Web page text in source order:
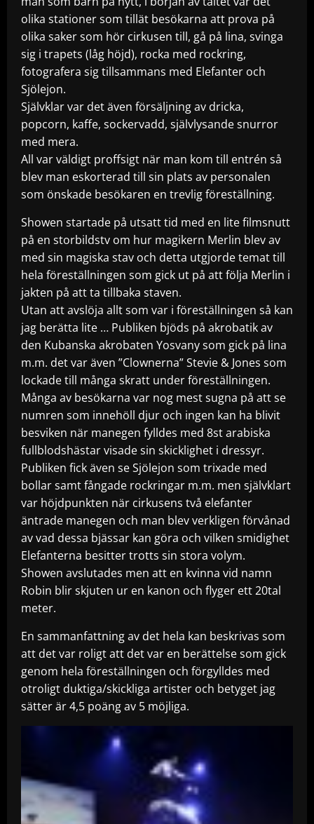
olika stationer som tillät besökarna att prova på
olika saker som hör cirkusen till, gå på lina, svinga
sig i trapets (låg höjd), rocka med rockring,
fotografera sig tillsammans med Elefanter och
Sjölejon.
Självklar var det även försäljning av dricka,
popcorn, kaffe, sockervadd, självlysande snurror
med mera.
All var väldigt proffsigt när man kom till entrén så
blev man eskorterad till sin plats av personalen
som önskade besökaren en trevlig föreställning.
Showen startade på utsatt tid med en lite filmsnutt
på en storbildstv om hur magikern Merlin blev av
med sin magiska stav och detta utgjorde temat till
hela föreställningen som gick ut på att följa Merlin i
jakten på att ta tillbaka staven.
Utan att avslöja allt som var i föreställningen så kan
jag berätta lite … Publiken bjöds på akrobatik av
den Kubanska akrobaten Yosvany som gick på lina
m.m. det var även ”Clownerna” Stevie & Jones som
lockade till många skratt under föreställningen.
Många av besökarna var nog mest sugna på att se
numren som innehöll djur och ingen kan ha blivit
besviken när manegen fylldes med 8st arabiska
fullblodshästar visade sin skicklighet i dressyr.
Publiken fick även se Sjölejon som trixade med
bollar samt fångade rockringar m.m. men självklart
var höjdpunkten när cirkusens två elefanter
äntrade manegen och man blev verkligen förvånad
av vad dessa bjässar kan göra och vilken smidighet
Elefanterna besitter trotts sin stora volym.
Showen avslutades men att en kvinna vid namn
Robin blir skjuten ur en kanon och flyger ett 20tal
meter.
En sammanfattning av det hela kan beskrivas som
att det var roligt att det var en berättelse som gick
genom hela föreställningen och förgylldes med
otroligt duktiga/skickliga artister och betyget jag
sätter är 4,5 poäng av 5 möjliga.